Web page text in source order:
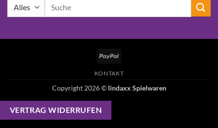
PayPal
KONTAKT
Copyright 2026 © lindaxx Spielwaren
VERTRAG WIDERRUFEN